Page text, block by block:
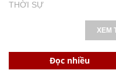
THỜI SỰ
XEM
Đọc nhiều